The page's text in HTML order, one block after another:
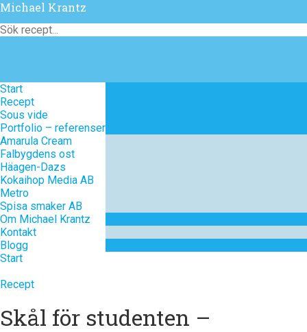
Michael Krantz
Start
Recept
Sous vide
Portfolio – referenser
Amarula Cream
Falbygdens ost
Häagen-Dazs
Kokaihop Media AB
Metro
Spisa smaker AB
Om Michael Krantz
Kontakt
Blogg
Start
Recept
Sous vide
Portfolio – referenser
Amarula Cream
Falbygdens ost
Häagen-Dazs
Kokaihop Media AB
Metro
Spisa smaker AB
Om Michael Krantz
Kontakt
Blogg
Start
Recept
Skål för studenten –